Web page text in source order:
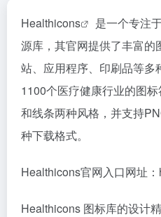
Healthicons
是一个专注
源库，其官网提供了丰富的
站、应用程序、印刷品等多
1100个医疗健康行业的图
和线条两种风格，并支持
种下载格式。
Healthicons官网入口网址
Healthicons 图标库的设计